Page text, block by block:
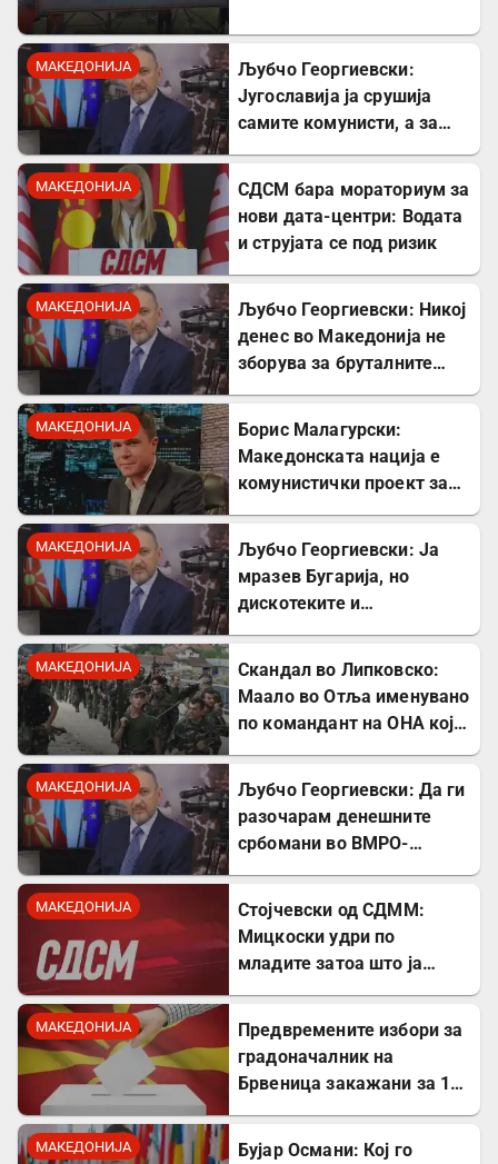
МАКЕДОНИЈА
Љубчо Георгиевски:
Југославија ја срушија
самите комунисти, а за
МАКЕДОНИЈА
СДСМ бара мораториум за
нови дата-центри: Водата
и струјата се под ризик
МАКЕДОНИЈА
Љубчо Георгиевски: Никој
денес во Македонија не
зборува за бруталните
МАКЕДОНИЈА
Борис Малагурски:
Македонската нација е
комунистички проект за
МАКЕДОНИЈА
Љубчо Георгиевски: Ја
мразев Бугарија, но
дискотеките и
сликата
МАКЕДОНИЈА
Скандал во Липковско:
Маало во Отља именувано
по командант на ОНА кој
МАКЕДОНИЈА
Љубчо Георгиевски: Да ги
разочарам денешните
србомани во ВМРО-
против Србославија
МАКЕДОНИЈА
Стојчевски од СДММ:
Мицкоски удри по
младите затоа што ја
МАКЕДОНИЈА
Предвремените избори за
градоначалник на
Брвеница закажани за 18
МАКЕДОНИЈА
Бујар Османи: Кој го